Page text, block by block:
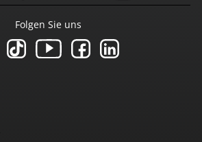
Folgen Sie uns